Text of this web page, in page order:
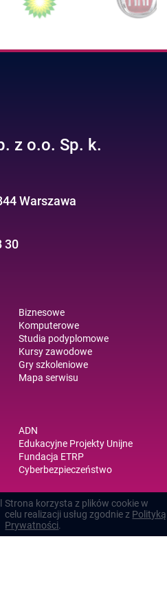
z o.o. Sp. k.
Warszawa
30
Biznesowe
Komputerowe
Studia podyplomowe
Kursy zawodowe
Gry szkoleniowe
Mapa serwisu
ADN
Edukacyjne Projekty Unijne
Fundacja ETRP
Cyberbezpieczeństwo
Strona korzysta z plików cookie w
celu realizacji usług zgodnie z Polityką
Prywatności.